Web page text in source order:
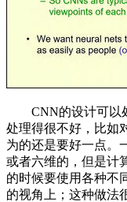
CNN的设计可以处
处理得很不好，比
为的还是要好一点。
或者六维的，但是计
的时候要使用各种不
的视角上；这种做法